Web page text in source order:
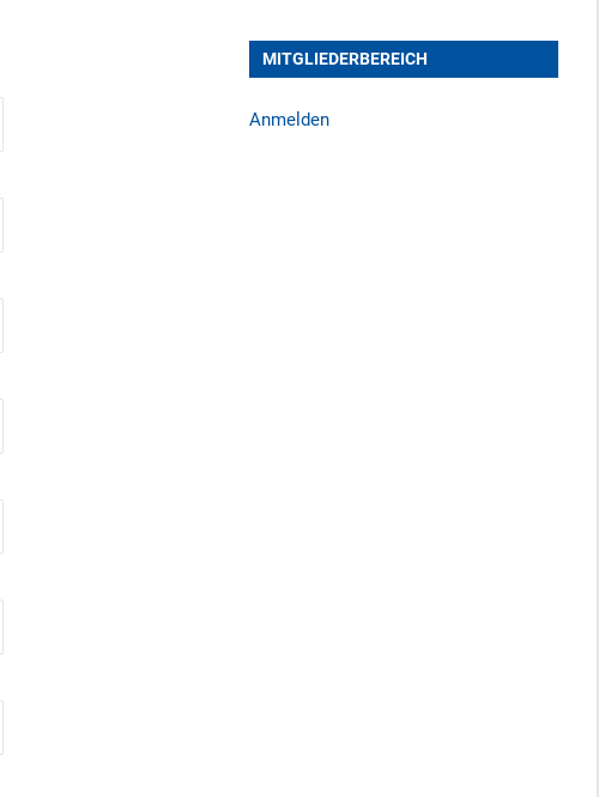
MITGLIEDERBEREICH
Anmelden